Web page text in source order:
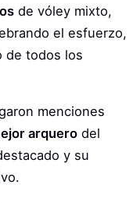
de vóley mixto,
el esfuerzo,
de todos los
menciones
arquero del
y su